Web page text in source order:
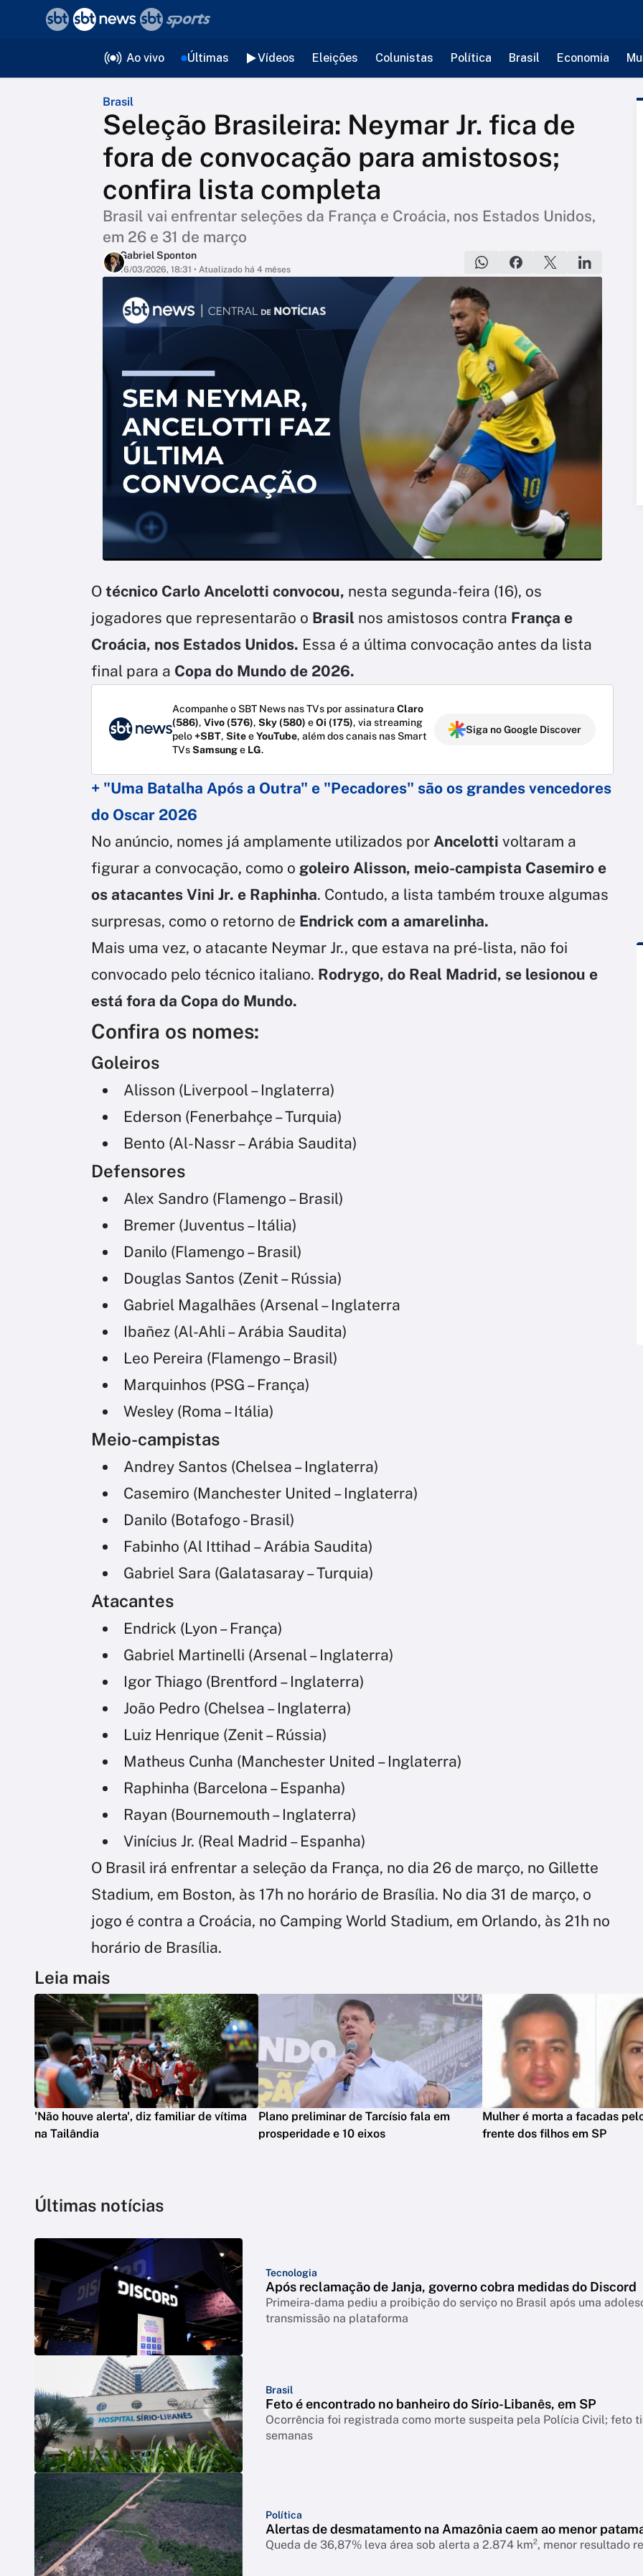
Ao vivo Últimas Vídeos Eleições Colunistas Política Brasil Economia
Brasil
Seleção Brasileira: Neymar Jr. fica de
fora de convocação para amistosos;
confira lista completa
Brasil vai enfrentar seleções da França e Croácia, nos Estados Unidos,
em 26 e 31 de março
Gabriel Sponton
16/03/2026, 18:31 • Atualizado há 4 mêses
O técnico Carlo Ancelotti convocou, nesta segunda-feira (16), os
jogadores que representarão o Brasil nos amistosos contra França e
Croácia, nos Estados Unidos. Essa é a última convocação antes da lista
final para a Copa do Mundo de 2026.
Acompanhe o SBT News nas TVs por assinatura Claro
(586), Vivo (576), Sky (580) eOi (175), via streaming
pelo+SBT, SiteeYouTube, além dos canais nas Smart
TVsSamsunge LG.
Siga no Google Discover
+ "Uma Batalha Após a Outra" e "Pecadores" são os grandes vencedores
do Oscar 2026
No anúncio, nomes já amplamente utilizados por Ancelotti voltaram a
figurar a convocação, como o goleiro Alisson, meio-campista Casemiro e
os atacantes Vini Jr. e Raphinha. Contudo, a lista também trouxe algumas
surpresas, como o retorno de Endrick com a amarelinha.
Mais uma vez, o atacante Neymar Jr., que estava na pré-lista, não foi
convocado pelo técnico italiano. Rodrygo, do Real Madrid, se lesionou e
está fora da Copa do Mundo.
Confira os nomes:
Goleiros
Alisson (Liverpool – Inglaterra)
Ederson (Fenerbahçe – Turquia)
Bento (Al-Nassr – Arábia Saudita)
Defensores
Alex Sandro (Flamengo – Brasil)
Bremer (Juventus – Itália)
Danilo (Flamengo – Brasil)
Douglas Santos (Zenit – Rússia)
Gabriel Magalhães (Arsenal – Inglaterra
Ibañez (Al-Ahli – Arábia Saudita)
Leo Pereira (Flamengo – Brasil)
Marquinhos (PSG – França)
Wesley (Roma – Itália)
Meio-campistas
Andrey Santos (Chelsea – Inglaterra)
Casemiro (Manchester United – Inglaterra)
Danilo (Botafogo - Brasil)
Fabinho (Al Ittihad – Arábia Saudita)
Gabriel Sara (Galatasaray – Turquia)
Atacantes
Endrick (Lyon – França)
Gabriel Martinelli (Arsenal – Inglaterra)
Igor Thiago (Brentford – Inglaterra)
João Pedro (Chelsea – Inglaterra)
Luiz Henrique (Zenit – Rússia)
Matheus Cunha (Manchester United – Inglaterra)
Raphinha (Barcelona – Espanha)
Rayan (Bournemouth – Inglaterra)
Vinícius Jr. (Real Madrid – Espanha)
O Brasil irá enfrentar a seleção da França, no dia 26 de março, no Gillette
Stadium, em Boston, às 17h no horário de Brasília. No dia 31 de março, o
jogo é contra a Croácia, no Camping World Stadium, em Orlando, às 21h no
horário de Brasília.
Leia mais
'Não houve alerta', diz familiar de vítima
na Tailândia
Plano preliminar de Tarcísio fala em
prosperidade e 10 eixos
Mulher é morta a facadas
frente dos filhos em SP
Últimas notícias
Tecnologia
Após reclamação de Janja, governo cobra medidas do Discord
Primeira-dama pediu a proibição do serviço no Brasil após uma
transmissão na plataforma
Brasil
Feto é encontrado no banheiro do Sírio-Libanês, em SP
Ocorrência foi registrada como morte suspeita pela Polícia Civil; feto
semanas
Política
Alertas de desmatamento na Amazônia caem ao menor
Queda de 36,87% leva área sob alerta a 2.874 km², menor resultado
voltar
Editorias